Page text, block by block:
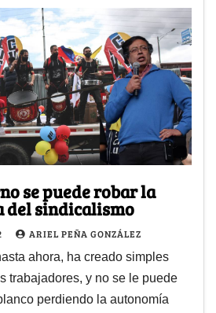
se puede robar la
del sindicalismo
ARIEL PEÑA GONZÁLEZ
ahora, ha creado simples
trabajadores, y no se le puede
perdiendo la autonomía